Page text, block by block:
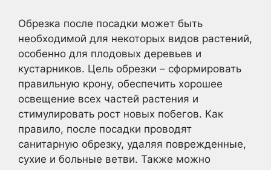
Обрезка после посадки может быть
необходимой для некоторых видов растений,
особенно для плодовых деревьев и
кустарников. Цель обрезки – сформировать
правильную крону, обеспечить хорошее
освещение всех частей растения и
стимулировать рост новых побегов. Как
правило, после посадки проводят
санитарную обрезку, удаляя поврежденные,
сухие и больные ветви. Также можно